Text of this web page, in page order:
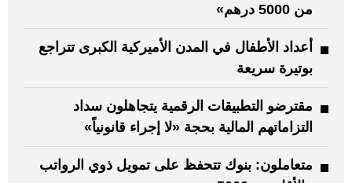
من 5000 درهم»
أعداد الأطفال في المدن الأميركية الكبرى تتراجع
بوتيرة سريعة
مقترضو التطبيقات الرقمية يتجاهلون سداد
التزاماتهم المالية بحجة «لا إجراء قانونياً»
متعاملون: بنوك تتحفظ على تمويل ذوي الرواتب